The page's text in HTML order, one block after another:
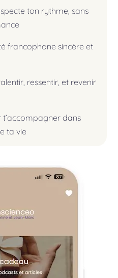
ton rythme, sans
francophone sincère et
ressentir, et revenir
t’accompagner dans
ta vie